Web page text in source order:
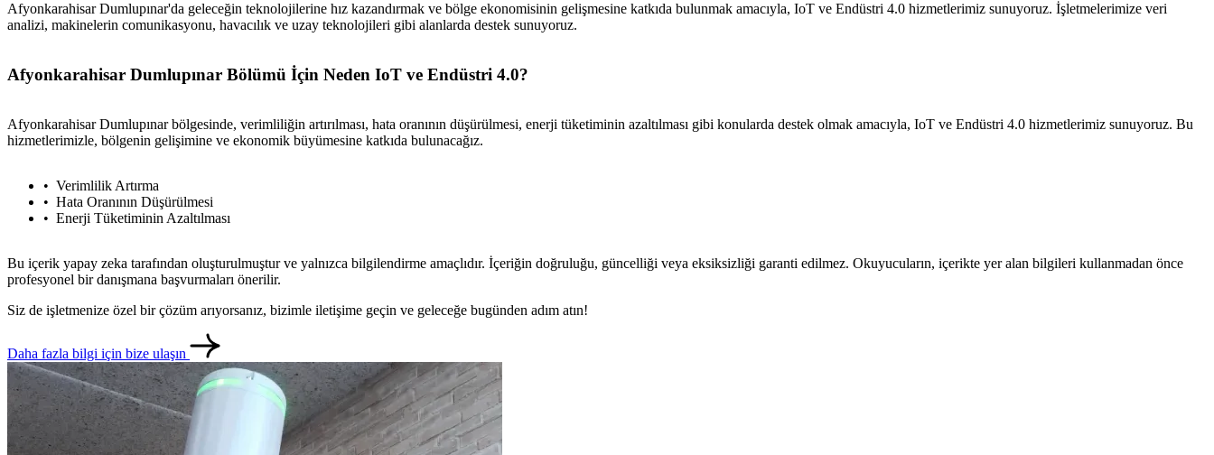
Afyonkarahisar Dumlupınar'da geleceğin teknolojilerine hız kazandırmak ve bölge ekonomisinin gelişmesine katkıda bulunmak amacıyla, IoT ve Endüstri 4.0 hizmetlerimiz sunuyoruz. İşletmelerimize veri
analizi, makinelerin comunikasyonu, havacılık ve uzay teknolojileri gibi alanlarda destek sunuyoruz.
Afyonkarahisar Dumlupınar Bölümü İçin Neden IoT ve Endüstri 4.0?
Afyonkarahisar Dumlupınar bölgesinde, verimliliğin artırılması, hata oranının düşürülmesi, enerji tüketiminin azaltılması gibi konularda destek olmak amacıyla, IoT ve Endüstri 4.0 hizmetlerimiz sunuyoruz. Bu
hizmetlerimizle, bölgenin gelişimine ve ekonomik büyümesine katkıda bulunacağız.
Verimlilik Artırma
Hata Oranının Düşürülmesi
Enerji Tüketiminin Azaltılması
Bu içerik yapay zeka tarafından oluşturulmuştur ve yalnızca bilgilendirme amaçlıdır. İçeriğin doğruluğu, güncelliği veya eksiksizliği garanti edilmez. Okuyucuların, içerikte yer alan bilgileri kullanmadan önce
profesyonel bir danışmana başvurmaları önerilir.
Siz de işletmenize özel bir çözüm arıyorsanız, bizimle iletişime geçin ve geleceğe bugünden adım atın!
Daha fazla bilgi için bize ulaşın